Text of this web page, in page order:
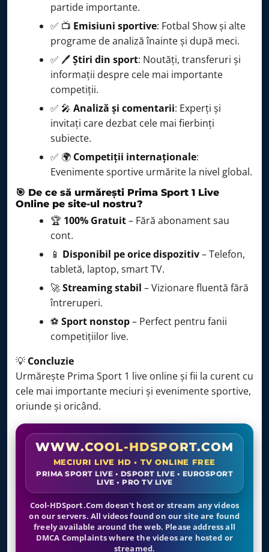
partide importante.
✅ 📺 Emisiuni sportive: Fotbal Show și alte
programe de analiză înainte și după meci.
✅ 🖊️Știri din sport: Noutăți, transferuri și
informații despre cele mai importante
competiții.
✅ 🎤 Analiză și comentarii: Experți și
invitați care dezbat cele mai fierbinți
subiecte.
✅ 🌍 Competiții internaționale:
Evenimente sportive urmărite la nivel global.
🎯 De ce să urmărești Prima Sport 1 Live
Online pe site-ul nostru?
🏆 100% Gratuit– Fără abonament sau
cont.
📱 Disponibil pe orice dispozitiv– Telefon,
tabletă, laptop, smart TV.
🚀Streaming stabil – Vizionare fluentă fără
întreruperi.
⚽ Sport nonstop– Perfect pentru fanii
competițiilor live.
💡 Concluzie
Urmărește Prima Sport 1 live online și fii la curent cu
cele mai importante meciuri și evenimente sportive,
oriunde și oricând.
WWW.COOL-HDSPORT.COM
MECIURI LIVE HD • TV ONLINE FREE
PRIMA SPORT LIVE • DSPORT LIVE • EUROSPORT
LIVE • PRO TV LIVE
Cool-HDSport.Com doesn't host or stream any videos
on our servers. All videos found on our site are found
freely available around the web. Please address all
DMCA Complaints where the videos are hosted or
streamed.